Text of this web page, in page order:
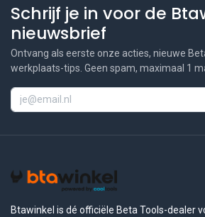
Schrijf je in voor de
nieuwsbrief
Ontvang als eerste onze acties, nieuwe
werkplaats-tips. Geen spam, maximaal 1
Btawinkel is dé officiële Beta Tools-dealer